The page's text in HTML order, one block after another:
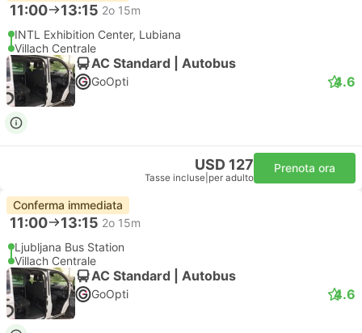
11:00 13:15 2o 15m
INTL Exhibition Center, Lubiana
Villach Centrale
AC Standard | Autobus
GoOpti 4.6
USD 127
Tasse incluse per adulto
Prenota ora
Conferma immediata
11:00 13:15 2o 15m
Ljubljana Bus Station
Villach Centrale
AC Standard | Autobus
GoOpti 4.6